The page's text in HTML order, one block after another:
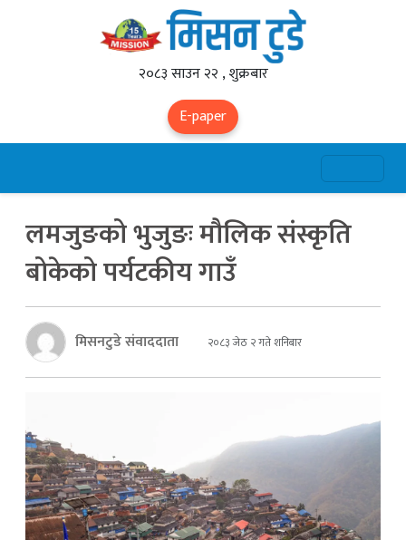
२०८३ साउन २२ , शुक्रबार
E-paper
लमजुङको भुजुङः मौलिक संस्कृति
बोकेको पर्यटकीय गाउँ
मिसनटुडे संवाददाता २०८३ जेठ २ गते शनिबार